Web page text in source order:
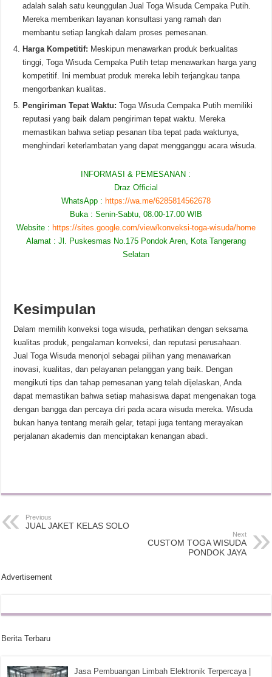
adalah salah satu keunggulan Jual Toga Wisuda Cempaka Putih.
Mereka memberikan layanan konsultasi yang ramah dan
membantu setiap langkah dalam proses pemesanan.
Harga Kompetitif: Meskipun menawarkan produk berkualitas
tinggi, Toga Wisuda Cempaka Putih tetap menawarkan harga yang
kompetitif. Ini membuat produk mereka lebih terjangkau tanpa
mengorbankan kualitas.
Pengiriman Tepat Waktu: Toga Wisuda Cempaka Putih memiliki
reputasi yang baik dalam pengiriman tepat waktu. Mereka
memastikan bahwa setiap pesanan tiba tepat pada waktunya,
menghindari keterlambatan yang dapat mengganggu acara wisuda.
INFORMASI & PEMESANAN :
Draz Official
WhatsApp : https://wa.me/6285814562678
Buka : Senin-Sabtu, 08.00-17.00 WIB
Website : https://sites.google.com/view/konveksi-toga-wisuda/home
Alamat : Jl. Puskesmas No.175 Pondok Aren, Kota Tangerang
Selatan
Kesimpulan
Dalam memilih konveksi toga wisuda, perhatikan dengan seksama
kualitas produk, pengalaman konveksi, dan reputasi perusahaan.
Jual Toga Wisuda menonjol sebagai pilihan yang menawarkan
inovasi, kualitas, dan pelayanan pelanggan yang baik. Dengan
mengikuti tips dan tahap pemesanan yang telah dijelaskan, Anda
dapat memastikan bahwa setiap mahasiswa dapat mengenakan toga
dengan bangga dan percaya diri pada acara wisuda mereka. Wisuda
bukan hanya tentang meraih gelar, tetapi juga tentang merayakan
perjalanan akademis dan menciptakan kenangan abadi.
Previous
JUAL JAKET KELAS SOLO
Next
CUSTOM TOGA WISUDA
PONDOK JAYA
Advertisement
Berita Terbaru
Jasa Pembuangan Limbah Elektronik Terpercaya |